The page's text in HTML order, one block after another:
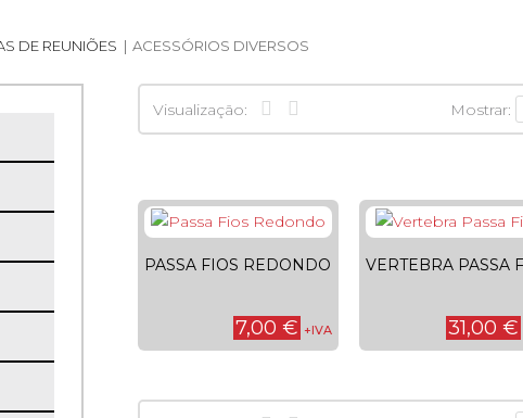
DE REUNIÕES | ACESSÓRIOS DIVERSOS
Visualização: Mostrar:
PASSA FIOS REDONDO
7,00 € +IVA
VERTEBRA PASSA
31,00 €